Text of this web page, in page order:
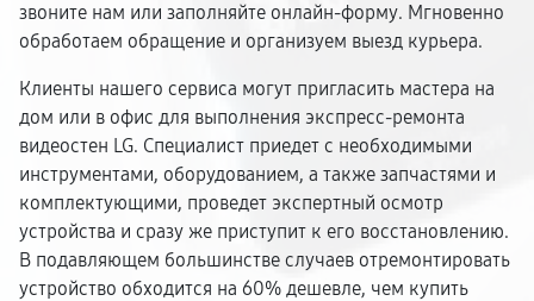
звоните нам или заполняйте онлайн-форму. Мгновенно
обработаем обращение и организуем выезд курьера.
Клиенты нашего сервиса могут пригласить мастера на
дом или в офис для выполнения экспресс-ремонта
видеостен LG. Специалист приедет с необходимыми
инструментами, оборудованием, а также запчастями и
комплектующими, проведет экспертный осмотр
устройства и сразу же приступит к его восстановлению.
В подавляющем большинстве случаев отремонтировать
устройство обходится на 60% дешевле, чем купить